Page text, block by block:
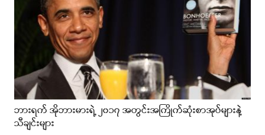
ဘားရက် အိုဘားမားရဲ့ ၂၀၁၇ အတွင်းအကြိုက်ဆုံးစာအုပ်များနဲ့
သီချင်းများ